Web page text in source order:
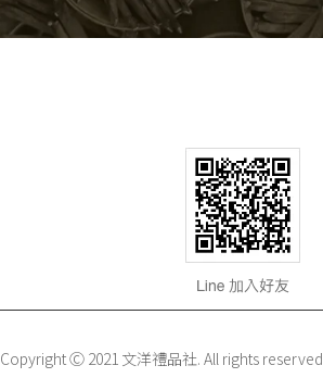
Copyright Ⓒ 2021 文洋禮品社. All rights reserved